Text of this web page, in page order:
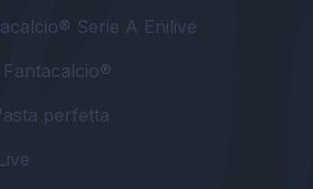
Serie A Enilive
perfetta